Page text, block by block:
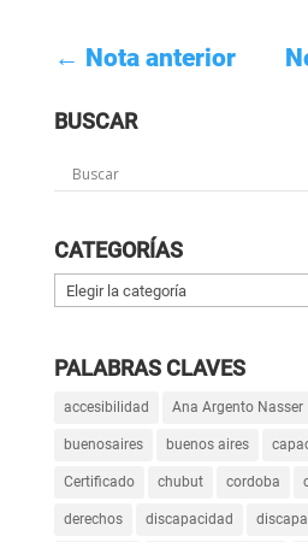
← Nota anterior
BUSCAR
CATEGORÍAS
Categorías
PALABRAS CLAVES
accesibilidad Ana Argento Nasser
buenosaires buenos aires
Certificado chubut cordoba
derechos discapacidad